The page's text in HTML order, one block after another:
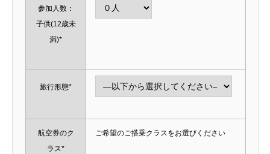
参加人数：
子供(12歳未
満)*
旅行形態*
航空券のク
ラス*
ご希望のご搭乗クラスをお選びください